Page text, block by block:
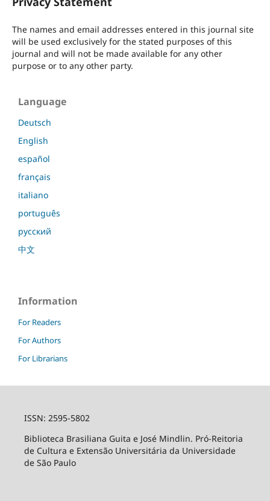
The names and email addresses entered in this journal site
will be used exclusively for the stated purposes of this
journal and will not be made available for any other
purpose or to any other party.
Language
Deutsch
English
español
français
italiano
português
русский
中文
Information
For Readers
For Authors
For Librarians
ISSN: 2595-5802
Biblioteca Brasiliana Guita e José Mindlin. Pró-Reitoria
de Cultura e Extensão Universitária da Universidade
de São Paulo